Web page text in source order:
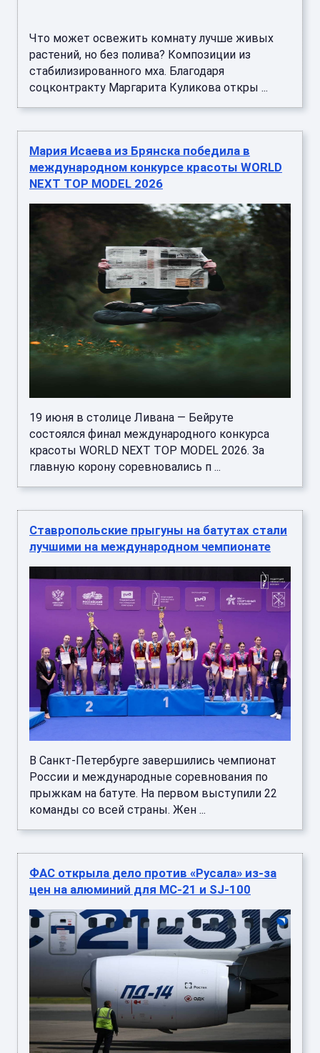
Что может освежить комнату лучше живых
растений, но без полива? Композиции из
стабилизированного мха. Благодаря
соцконтракту Маргарита Куликова откры ...
Мария Исаева из Брянска победила в
международном конкурсе красоты WORLD
NEXT TOP MODEL 2026
19 июня в столице Ливана — Бейруте
состоялся финал международного конкурса
красоты WORLD NEXT TOP MODEL 2026. За
главную корону соревновались п ...
Ставропольские прыгуны на батутах стали
лучшими на международном чемпионате
В Санкт-Петербурге завершились чемпионат
России и международные соревнования по
прыжкам на батуте. На первом выступили 22
команды со всей страны. Жен ...
ФАС открыла дело против «Русала» из-за
цен на алюминий для МС-21 и SJ-100